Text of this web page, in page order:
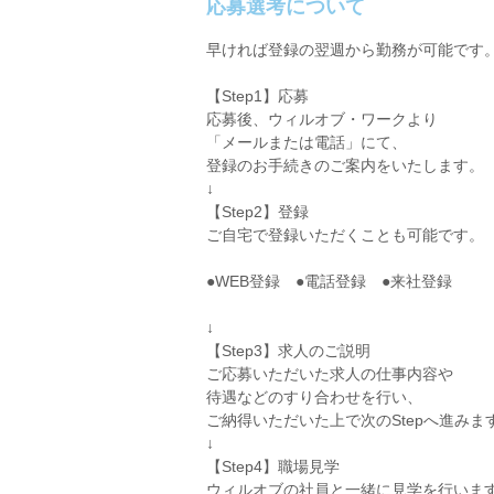
応募選考について
早ければ登録の翌週から勤務が可能です。
【Step1】応募
応募後、ウィルオブ・ワークより
「メールまたは電話」にて、
登録のお手続きのご案内をいたします。
↓
【Step2】登録
ご自宅で登録いただくことも可能です。
●WEB登録 ●電話登録 ●来社登録
↓
【Step3】求人のご説明
ご応募いただいた求人の仕事内容や
待遇などのすり合わせを行い、
ご納得いただいた上で次のStepへ進みま
↓
【Step4】職場見学
ウィルオブの社員と一緒に見学を行います